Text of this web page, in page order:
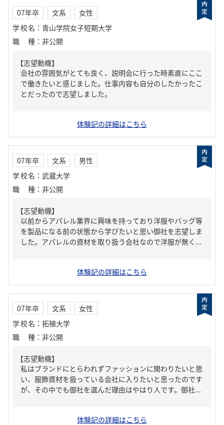
07年卒 文系
女性
学校名 ： 青山学院女子短期大学
職種 ： 非公開
【志望動機】
会社の雰囲気がとても良く、説明会に行った時素直にここ
で働きたいと感じました。仕事内容も自分のしたかったこ
とだったので志望しました。
体験記の詳細はこちら
07年卒 文系
男性
学校名 ： 武蔵大学
職種 ： 非公開
【志望動機】
以前からアパレル業界に興味を持っており洋服やバッグ等
を製品になる前の状態から学びたいと思い御社を志望しま
した。アパレルの資材を取り扱う会社なので洋服が無く...
体験記の詳細はこちら
07年卒 文系
女性
学校名 ： 拓殖大学
職種 ： 非公開
【志望動機】
私はブランドにとらわれずファッションに関わりたいと思
い、服飾資材を扱っている会社に入りたいと思ったのです
が、その中でも御社を選んだ理由はやはり人です。御社...
体験記の詳細はこちら